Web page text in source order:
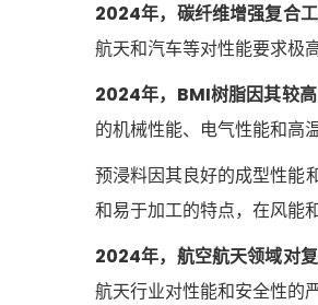
2024年，碳纤维增强复合
航天和汽车等对性能要求极
2024年，BMI树脂因其较高
的机械性能、电气性能和高
预浸料因其良好的成型性能
和易于加工的特点，在风能
2024年，航空航天领域对
航天行业对性能和安全性的